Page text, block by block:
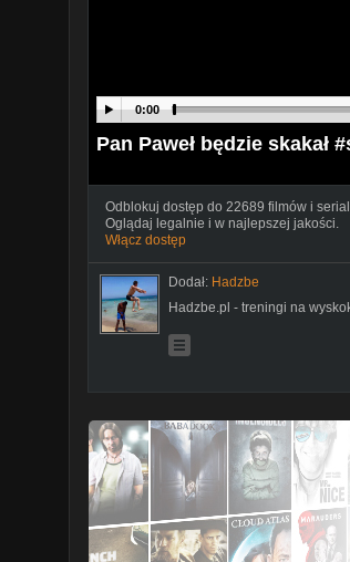
0:00
Pan Paweł będzie
Odblokuj dostęp do 22689 filmów i
Oglądaj legalnie i w najlepszej jakości.
Włącz dostęp
Dodał: Hadzbe
Hadzbe.pl - treningi na